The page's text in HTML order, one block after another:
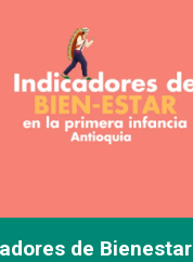
de Bienestar